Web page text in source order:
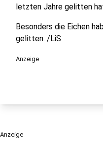
letzten Jahre gelitten
Besonders die Eichen
gelitten. /LiS
Anzeige
Anzeige